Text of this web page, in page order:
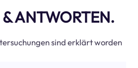
ANTWORTEN.
sind erklärt worden